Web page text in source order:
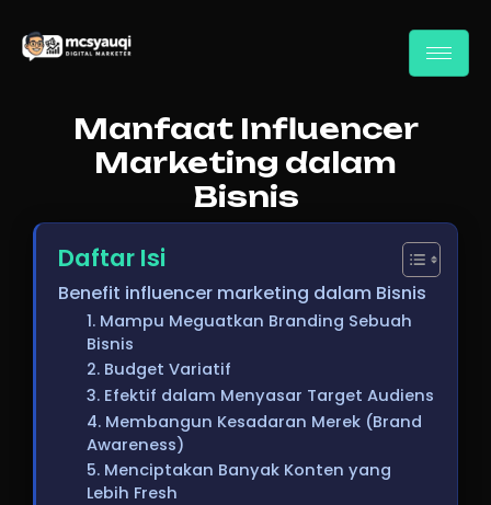
Manfaat Influencer
Marketing dalam
Bisnis
Daftar Isi
Benefit influencer marketing dalam Bisnis
1. Mampu Meguatkan Branding Sebuah
Bisnis
2. Budget Variatif
3. Efektif dalam Menyasar Target Audiens
4. Membangun Kesadaran Merek (Brand
Awareness)
5. Menciptakan Banyak Konten yang
Lebih Fresh